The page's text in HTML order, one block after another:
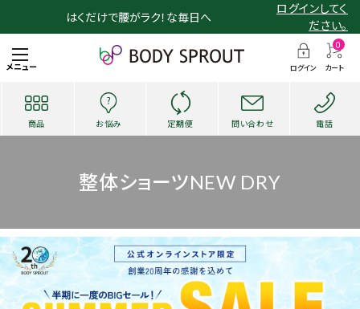
はくだけで腰がラク！な毎日へ
ログインしてく
ださい。
メニュー ログイン
0
カート
商品 お悩み 定期便 問い合わせ 電話
search
整体ショーツNEW DRY